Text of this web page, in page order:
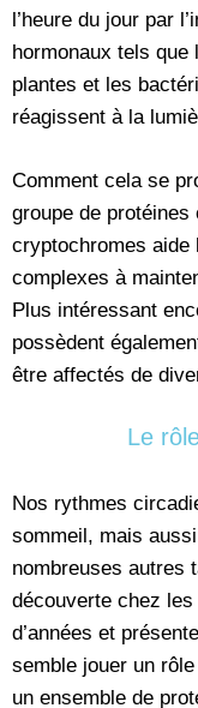
l’heure du jour par
hormonaux tels
plantes et les
réagissent à la
Comment cela se
groupe de
cryptochromes
complexes à
Plus intéressant
possèdent
être affectés de
Le
Nos rythmes
sommeil, mais
nombreuses autres
découverte chez
d’années et
semble jouer un
un ensemble de